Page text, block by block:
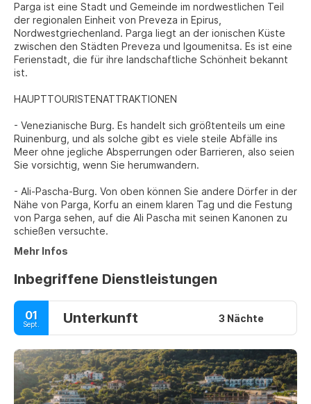
Parga ist eine Stadt und Gemeinde im nordwestlichen Teil
der regionalen Einheit von Preveza in Epirus,
Nordwestgriechenland. Parga liegt an der ionischen Küste
zwischen den Städten Preveza und Igoumenitsa. Es ist eine
Ferienstadt, die für ihre landschaftliche Schönheit bekannt
ist.
HAUPTTOURISTENATTRAKTIONEN
- Venezianische Burg. Es handelt sich größtenteils um eine
Ruinenburg, und als solche gibt es viele steile Abfälle ins
Meer ohne jegliche Absperrungen oder Barrieren, also seien
Sie vorsichtig, wenn Sie herumwandern.
- Ali-Pascha-Burg. Von oben können Sie andere Dörfer in der
Nähe von Parga, Korfu an einem klaren Tag und die Festung
von Parga sehen, auf die Ali Pascha mit seinen Kanonen zu
schießen versuchte.
Mehr Infos
Inbegriffene Dienstleistungen
01
Sept. Unterkunft 3 Nächte